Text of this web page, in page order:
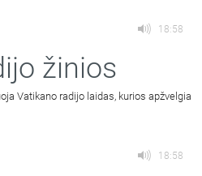
18:58
žinios
Vatikano radijo laidas, kurios apžvelgia
18:58